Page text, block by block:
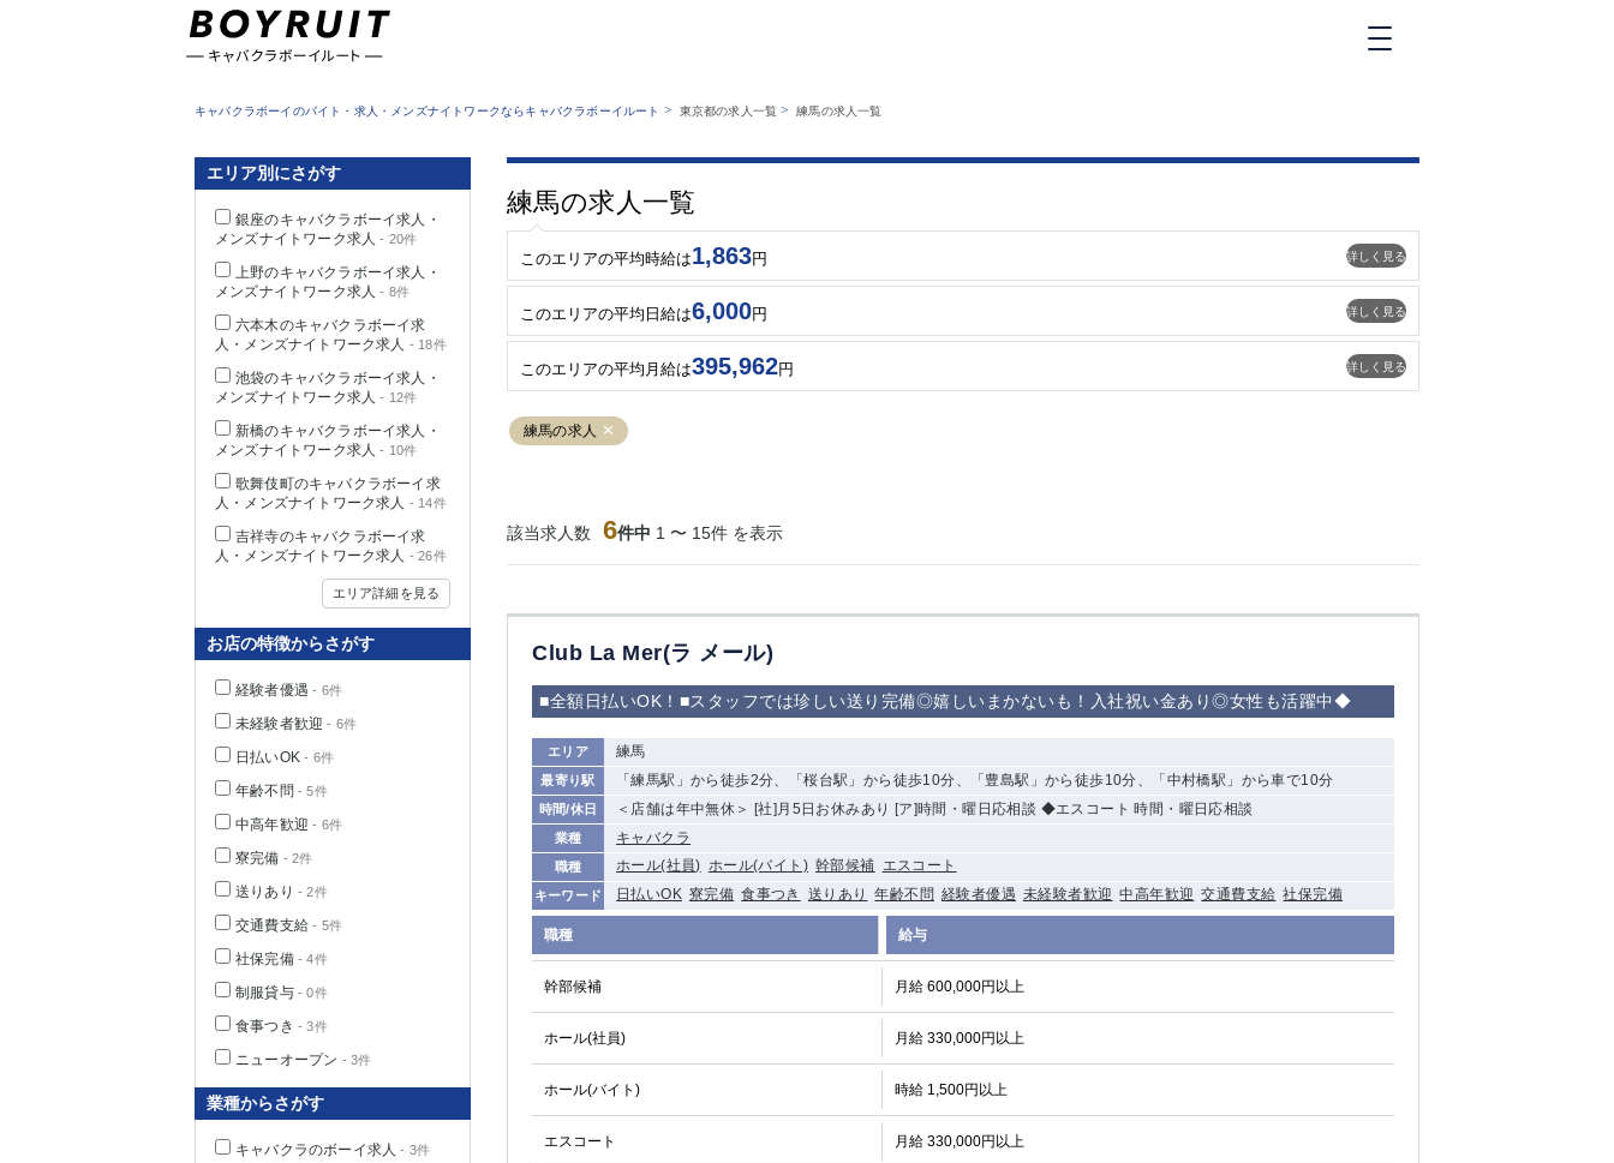
業種から探す
職種から探す
キャバクラボーイルートとは？
キャバクラボーイのバイト・求人・メンズナイトワークならキャバクラボーイルート > 東京都の求人一覧 >練馬の求人一覧
練馬の求人一覧
このエリアの平均時給は1,863円 詳しく見る
このエリアの平均日給は6,000円 詳しく見る
このエリアの平均月給は395,962円 詳しく見る
練馬の求人
該当求人数 6件中 1 〜 15件 を表示
Club La Mer(ラ メール)
■全額日払いOK！■スタッフでは珍しい送り完備◎嬉しいまかないも！入社祝い金あり◎女性も活躍中◆
エリア 練馬
最寄り駅 「練馬駅」から徒歩2分、「桜台駅」から徒歩10分、「豊島駅」から徒歩10分、「中村橋駅」から車で10分
時間/休日 ＜店舗は年中無休＞ [社]月5日お休みあり [ア]時間・曜日応相談 ◆エスコート 時間・曜日応相談
業種 キャバクラ
職種 ホール(社員) ホール(バイト) 幹部候補 エスコート
キーワード 日払いOK 寮完備 食事つき 送りあり 年齢不問 経験者優遇 未経験者歓迎 中高年歓迎 交通費支給 社保完備
職種 給与
幹部候補 月給 600,000円以上
ホール(社員) 月給 330,000円以上
ホール(バイト) 時給 1,500円以上
エスコート 月給 330,000円以上
エリア別にさがす
銀座のキャバクラボーイ求人・
メンズナイトワーク求人 - 20件
上野のキャバクラボーイ求人・
メンズナイトワーク求人 - 8件
六本木のキャバクラボーイ求
人・メンズナイトワーク求人 - 18件
池袋のキャバクラボーイ求人・
メンズナイトワーク求人 - 12件
新橋のキャバクラボーイ求人・
メンズナイトワーク求人 - 10件
歌舞伎町のキャバクラボーイ求
人・メンズナイトワーク求人 - 14件
吉祥寺のキャバクラボーイ求
人・メンズナイトワーク求人 - 26件
エリア詳細を見る
お店の特徴からさがす
経験者優遇 - 6件
未経験者歓迎 - 6件
日払いOK - 6件
年齢不問 - 5件
中高年歓迎 - 6件
寮完備 - 2件
送りあり - 2件
交通費支給 - 5件
社保完備- 4件
制服貸与- 0件
食事つき - 3件
ニューオープン - 3件
業種からさがす
キャバクラのボーイ求人 - 3件
東京都 銀座 上野 六本木
立川
横須賀中央
調布 蒲田 北千住
①六本木 ②西
大山
赤坂 高円寺 赤羽
品川
蒲田東口
多摩センター
西葛西
中野 葛西 府中
中目黒
ひばりヶ丘（北
口）
学芸大学
公園口）
生エリア
吉祥寺（北口／
東口）
「赤羽岩淵駅」
成増・板橋 ③
大山 ②池袋
下赤塚 竹ノ塚 三鷹 亀戸
水道橋
五井
新横浜
藤沢 平塚
小田原
横浜・桜木町
関内・馬車道・
武蔵新城 元住吉
茅ヶ崎 戸塚 たまプラーザ 大船
相模原
厚木
大宮 川越
南浦和
所沢 熊谷
獨協大学前＜草
加松原＞
北浦和（西口）
春日部 川口 蕨